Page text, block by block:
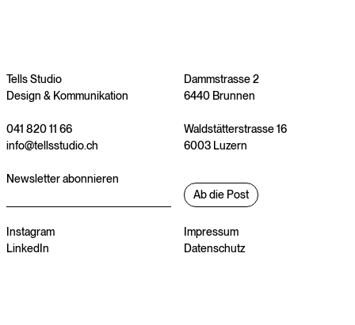
Tells Studio
Design & Kommunikation
Dammstrasse 2
6440 Brunnen
041 820 11 66
info@tellsstudio.ch
Waldstätterstrasse 16
6003 Luzern
Newsletter abonnieren
Ab die Post
Instagram
LinkedIn
Impressum
Datenschutz